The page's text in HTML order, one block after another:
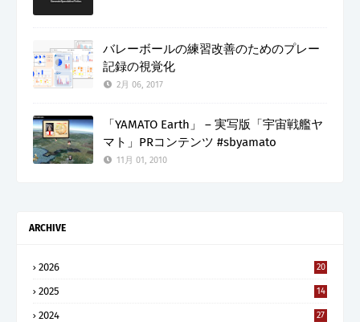
バレーボールの練習改善のためのプレー
記録の視覚化
2月 06, 2017
「YAMATO Earth」 – 実写版「宇宙戦艦ヤ
マト」PRコンテンツ #sbyamato
11月 01, 2010
ARCHIVE
2026 20
2025 14
2024 27